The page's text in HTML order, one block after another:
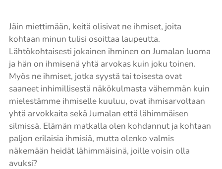
Jäin miettimään, keitä olisivat ne ihmiset, joita
kohtaan minun tulisi osoittaa laupeutta.
Lähtökohtaisesti jokainen ihminen on Jumalan luoma
ja hän on ihmisenä yhtä arvokas kuin joku toinen.
Myös ne ihmiset, jotka syystä tai toisesta ovat
saaneet inhimillisestä näkökulmasta vähemmän kuin
mielestämme ihmiselle kuuluu, ovat ihmisarvoltaan
yhtä arvokkaita sekä Jumalan että lähimmäisen
silmissä. Elämän matkalla olen kohdannut ja kohtaan
paljon erilaisia ihmisiä, mutta olenko valmis
näkemään heidät lähimmäisinä, joille voisin olla
avuksi?